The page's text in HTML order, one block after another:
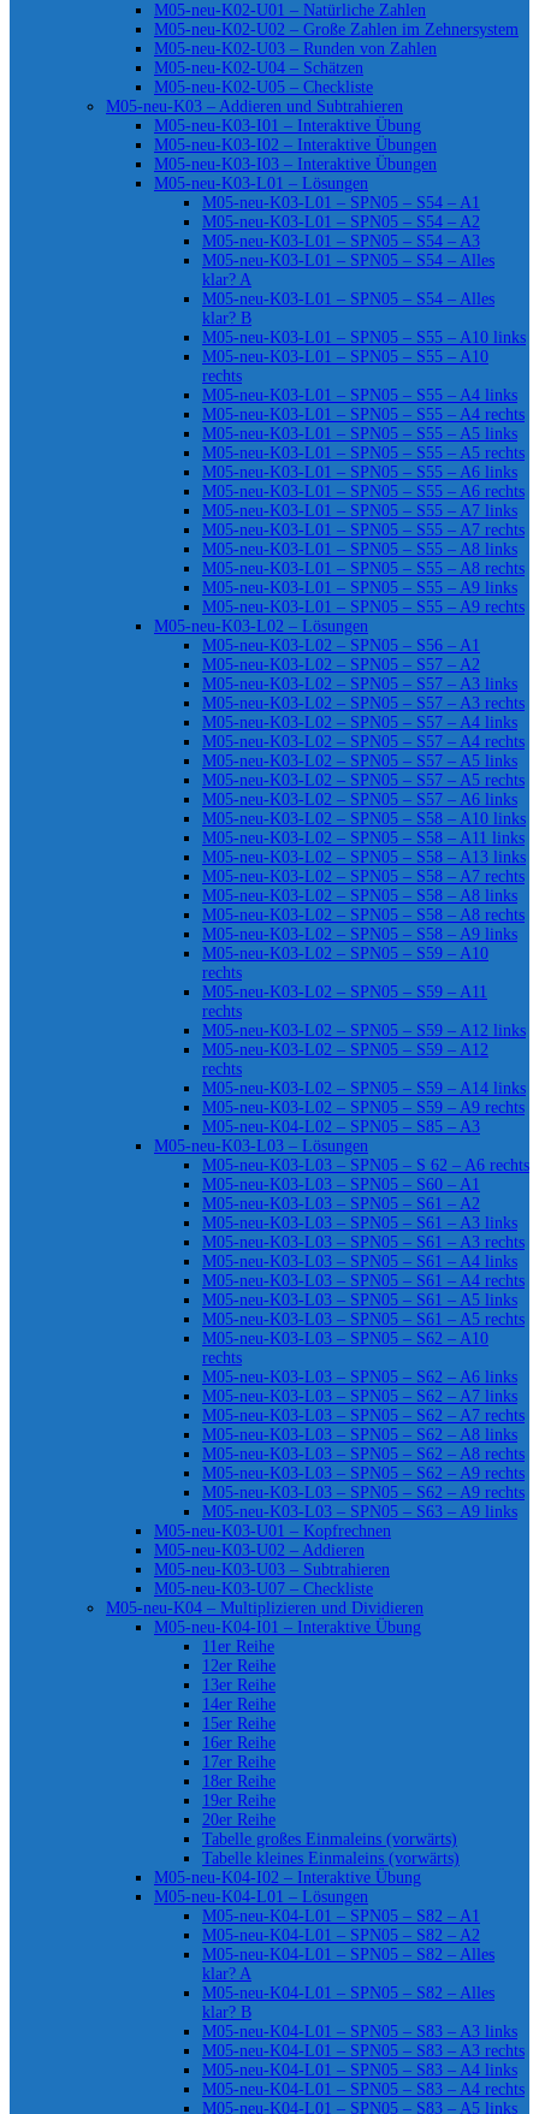
M05-neu-K02-U01 – Natürliche Zahlen
M05-neu-K02-U02 – Große Zahlen im Zehnersystem
M05-neu-K02-U03 – Runden von Zahlen
M05-neu-K02-U04 – Schätzen
M05-neu-K02-U05 – Checkliste
M05-neu-K03 – Addieren und Subtrahieren
M05-neu-K03-I01 – Interaktive Übung
M05-neu-K03-I02 – Interaktive Übungen
M05-neu-K03-I03 – Interaktive Übungen
M05-neu-K03-L01 – Lösungen
M05-neu-K03-L01 – SPN05 – S54 – A1
M05-neu-K03-L01 – SPN05 – S54 – A2
M05-neu-K03-L01 – SPN05 – S54 – A3
M05-neu-K03-L01 – SPN05 – S54 – Alles
klar? A
M05-neu-K03-L01 – SPN05 – S54 – Alles
klar? B
M05-neu-K03-L01 – SPN05 – S55 – A10 links
M05-neu-K03-L01 – SPN05 – S55 – A10
rechts
M05-neu-K03-L01 – SPN05 – S55 – A4 links
M05-neu-K03-L01 – SPN05 – S55 – A4 rechts
M05-neu-K03-L01 – SPN05 – S55 – A5 links
M05-neu-K03-L01 – SPN05 – S55 – A5 rechts
M05-neu-K03-L01 – SPN05 – S55 – A6 links
M05-neu-K03-L01 – SPN05 – S55 – A6 rechts
M05-neu-K03-L01 – SPN05 – S55 – A7 links
M05-neu-K03-L01 – SPN05 – S55 – A7 rechts
M05-neu-K03-L01 – SPN05 – S55 – A8 links
M05-neu-K03-L01 – SPN05 – S55 – A8 rechts
M05-neu-K03-L01 – SPN05 – S55 – A9 links
M05-neu-K03-L01 – SPN05 – S55 – A9 rechts
M05-neu-K03-L02 – Lösungen
M05-neu-K03-L02 – SPN05 – S56 – A1
M05-neu-K03-L02 – SPN05 – S57 – A2
M05-neu-K03-L02 – SPN05 – S57 – A3 links
M05-neu-K03-L02 – SPN05 – S57 – A3 rechts
M05-neu-K03-L02 – SPN05 – S57 – A4 links
M05-neu-K03-L02 – SPN05 – S57 – A4 rechts
M05-neu-K03-L02 – SPN05 – S57 – A5 links
M05-neu-K03-L02 – SPN05 – S57 – A5 rechts
M05-neu-K03-L02 – SPN05 – S57 – A6 links
M05-neu-K03-L02 – SPN05 – S58 – A10 links
M05-neu-K03-L02 – SPN05 – S58 – A11 links
M05-neu-K03-L02 – SPN05 – S58 – A13 links
M05-neu-K03-L02 – SPN05 – S58 – A7 rechts
M05-neu-K03-L02 – SPN05 – S58 – A8 links
M05-neu-K03-L02 – SPN05 – S58 – A8 rechts
M05-neu-K03-L02 – SPN05 – S58 – A9 links
M05-neu-K03-L02 – SPN05 – S59 – A10
rechts
M05-neu-K03-L02 – SPN05 – S59 – A11
rechts
M05-neu-K03-L02 – SPN05 – S59 – A12 links
M05-neu-K03-L02 – SPN05 – S59 – A12
rechts
M05-neu-K03-L02 – SPN05 – S59 – A14 links
M05-neu-K03-L02 – SPN05 – S59 – A9 rechts
M05-neu-K04-L02 – SPN05 – S85 – A3
M05-neu-K03-L03 – Lösungen
M05-neu-K03-L03 – SPN05 – S 62 – A6 rechts
M05-neu-K03-L03 – SPN05 – S60 – A1
M05-neu-K03-L03 – SPN05 – S61 – A2
M05-neu-K03-L03 – SPN05 – S61 – A3 links
M05-neu-K03-L03 – SPN05 – S61 – A3 rechts
M05-neu-K03-L03 – SPN05 – S61 – A4 links
M05-neu-K03-L03 – SPN05 – S61 – A4 rechts
M05-neu-K03-L03 – SPN05 – S61 – A5 links
M05-neu-K03-L03 – SPN05 – S61 – A5 rechts
M05-neu-K03-L03 – SPN05 – S62 – A10
rechts
M05-neu-K03-L03 – SPN05 – S62 – A6 links
M05-neu-K03-L03 – SPN05 – S62 – A7 links
M05-neu-K03-L03 – SPN05 – S62 – A7 rechts
M05-neu-K03-L03 – SPN05 – S62 – A8 links
M05-neu-K03-L03 – SPN05 – S62 – A8 rechts
M05-neu-K03-L03 – SPN05 – S62 – A9 rechts
M05-neu-K03-L03 – SPN05 – S62 – A9 rechts
M05-neu-K03-L03 – SPN05 – S63 – A9 links
M05-neu-K03-U01 – Kopfrechnen
M05-neu-K03-U02 – Addieren
M05-neu-K03-U03 – Subtrahieren
M05-neu-K03-U07 – Checkliste
M05-neu-K04 – Multiplizieren und Dividieren
M05-neu-K04-I01 – Interaktive Übung
11er Reihe
12er Reihe
13er Reihe
14er Reihe
15er Reihe
16er Reihe
17er Reihe
18er Reihe
19er Reihe
20er Reihe
Tabelle großes Einmaleins (vorwärts)
Tabelle kleines Einmaleins (vorwärts)
M05-neu-K04-I02 – Interaktive Übung
M05-neu-K04-L01 – Lösungen
M05-neu-K04-L01 – SPN05 – S82 – A1
M05-neu-K04-L01 – SPN05 – S82 – A2
M05-neu-K04-L01 – SPN05 – S82 – Alles
klar? A
M05-neu-K04-L01 – SPN05 – S82 – Alles
klar? B
M05-neu-K04-L01 – SPN05 – S83 – A3 links
M05-neu-K04-L01 – SPN05 – S83 – A3 rechts
M05-neu-K04-L01 – SPN05 – S83 – A4 links
M05-neu-K04-L01 – SPN05 – S83 – A4 rechts
M05-neu-K04-L01 – SPN05 – S83 – A5 links